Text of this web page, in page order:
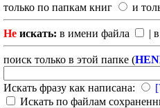
только по папкам книг
и
Не искать: в имени файла |
поиск только в этой папке (
Искать фразу как написана:
Искать по файлам